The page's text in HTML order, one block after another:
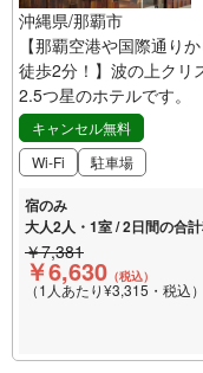
沖縄県/那覇市
【那覇空港や国際通り
徒歩2分！】波の上クリ
2.5つ星のホテルです。
キャンセル無料
Wi-Fi
駐車場
宿のみ
大人2人・1室 / 2日間の合
￥7,381
￥6,630 （税込）
（1人あたり¥3,315・税込）